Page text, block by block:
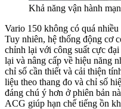
Khả năng vận hành
Vario 150 không có quá
Tuy nhiên, hệ thống động cơ
chỉnh lại với công suất cực
lại và nâng cấp về hiệu năng
chỉ số cần thiết và cải thiện
liệu theo thang đo và chỉ số
đáng chú ý hơn ở phiên bản
ACG giúp hạn chế tiếng ồn